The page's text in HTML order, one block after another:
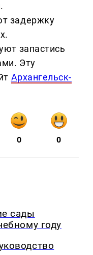
задержку
запастись
Эту
Архангельск-
0 0
сады
году